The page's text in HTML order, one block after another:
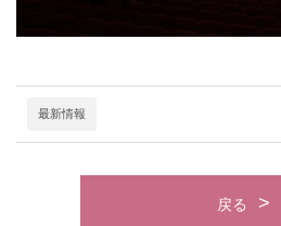
最新情報
戻る